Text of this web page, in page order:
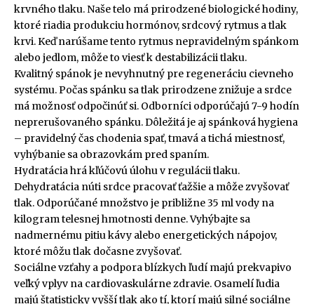
krvného tlaku. Naše telo má prirodzené biologické hodiny,
ktoré riadia produkciu hormónov, srdcový rytmus a tlak
krvi. Keď narúšame tento rytmus nepravidelným spánkom
alebo jedlom, môže to viesť k destabilizácii tlaku.
Kvalitný spánok je nevyhnutný pre regeneráciu cievneho
systému. Počas spánku sa tlak prirodzene znižuje a srdce
má možnosť odpočinúť si. Odborníci odporúčajú 7-9 hodín
neprerušovaného spánku. Dôležitá je aj spánková hygiena
– pravidelný čas chodenia spať, tmavá a tichá miestnosť,
vyhýbanie sa obrazovkám pred spaním.
Hydratácia hrá kľúčovú úlohu v regulácii tlaku.
Dehydratácia núti srdce pracovať ťažšie a môže zvyšovať
tlak. Odporúčané množstvo je približne 35 ml vody na
kilogram telesnej hmotnosti denne. Vyhýbajte sa
nadmernému pitiu kávy alebo energetických nápojov,
ktoré môžu tlak dočasne zvyšovať.
Sociálne vzťahy a podpora blízkych ľudí majú prekvapivo
veľký vplyv na cardiovaskulárne zdravie. Osamelí ľudia
majú štatisticky vyšší tlak ako tí, ktorí majú silné sociálne